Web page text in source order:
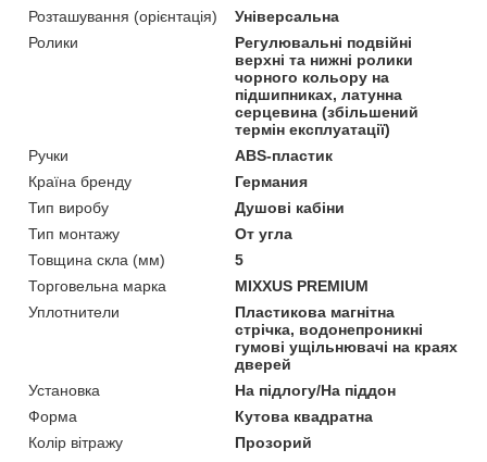
Розташування (орієнтація)
Універсальна
Ролики
Регулювальні подвійні
верхні та нижні ролики
чорного кольору на
підшипниках, латунна
серцевина (збільшений
термін експлуатації)
Ручки
ABS-пластик
Країна бренду
Германия
Тип виробу
Душові кабіни
Тип монтажу
От угла
Товщина скла (мм)
5
Торговельна марка
MIXXUS PREMIUM
Уплотнители
Пластикова магнітна
стрічка, водонепроникні
гумові ущільнювачі на краях
дверей
Установка
На підлогу/На піддон
Форма
Кутова квадратна
Колір вітражу
Прозорий